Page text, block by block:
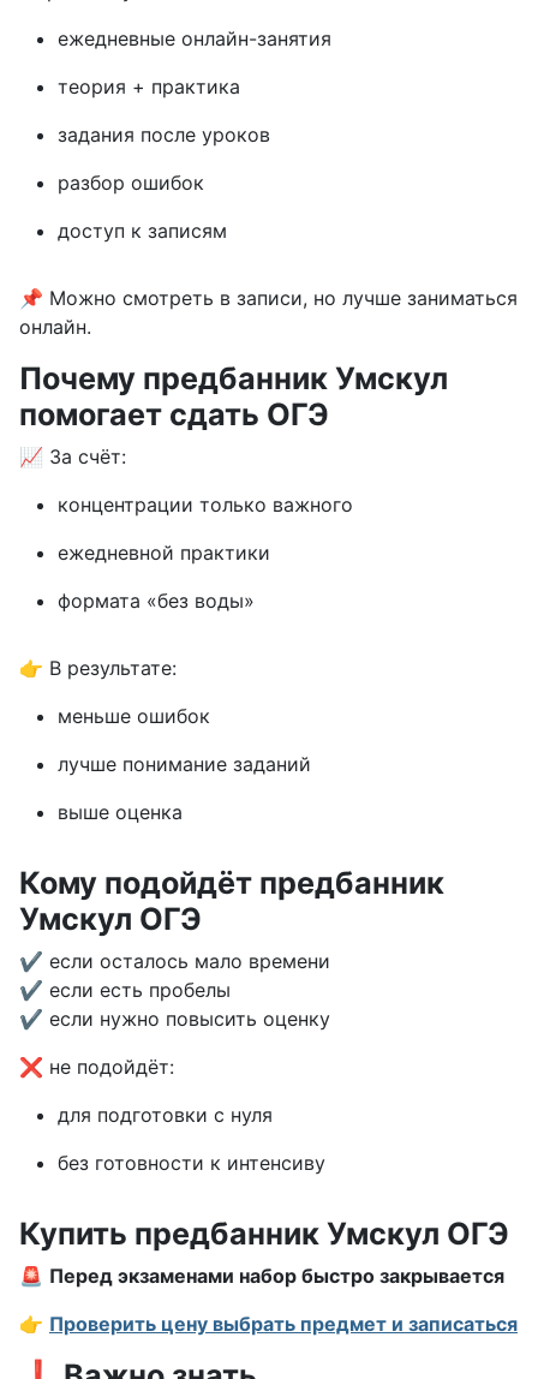
ежедневные онлайн-занятия
теория + практика
задания после уроков
разбор ошибок
доступ к записям
📌 Можно смотреть в записи, но лучше заниматься
онлайн.
Почему предбанник Умскул
помогает сдать ОГЭ
📈 За счёт:
концентрации только важного
ежедневной практики
формата «без воды»
👉 В результате:
меньше ошибок
лучше понимание заданий
выше оценка
Кому подойдёт предбанник
Умскул ОГЭ
✔ если осталось мало времени
✔ если есть пробелы
✔ если нужно повысить оценку
❌ не подойдёт:
для подготовки с нуля
без готовности к интенсиву
Купить предбанник Умскул ОГЭ
🚨 Перед экзаменами набор быстро закрывается
👉 Проверить цену выбрать предмет и записаться